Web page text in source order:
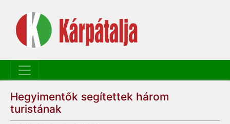
Hegyimentők segítettek három
turistának